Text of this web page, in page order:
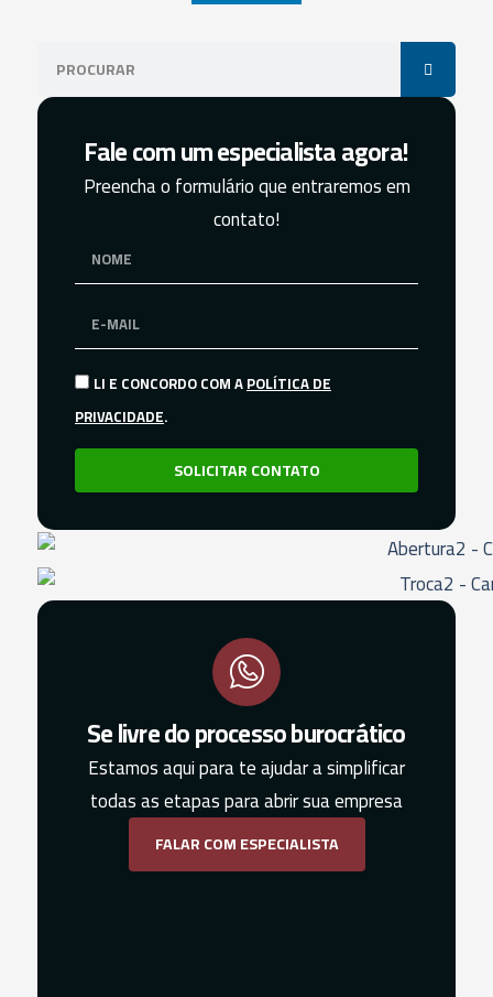
Fale com um especialista agora!
Preencha o formulário que entraremos em
contato!
LI E CONCORDO COM APOLÍTICA DE
PRIVACIDADE.
SOLICITAR CONTATO
Se livre do processo burocrático
Estamos aqui para te ajudar a simplificar
todas as etapas para abrir sua empresa
FALAR COM ESPECIALISTA